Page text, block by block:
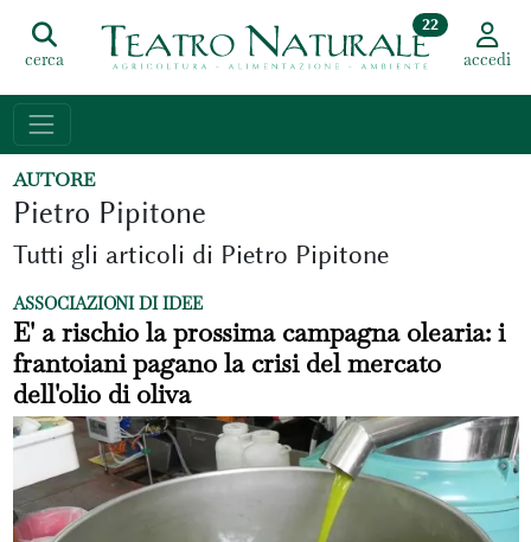
cerca
22
accedi
AUTORE
Pietro Pipitone
Tutti gli articoli di Pietro Pipitone
ASSOCIAZIONI DI IDEE
E' a rischio la prossima campagna olearia: i
frantoiani pagano la crisi del mercato
dell'olio di oliva